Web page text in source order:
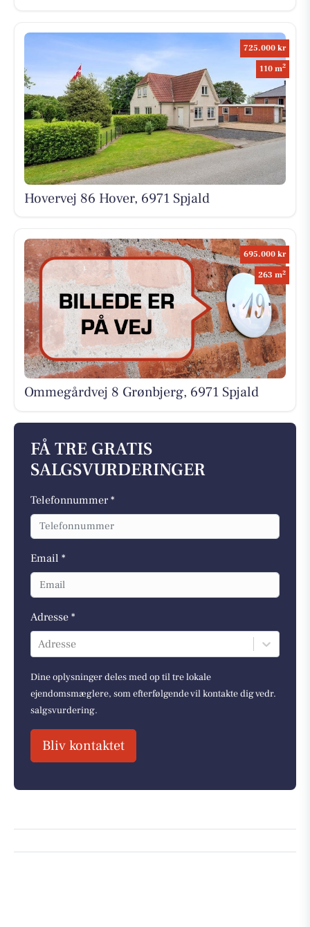
725.000 kr
110 m2
Hovervej 86 Hover, 6971 Spjald
695.000 kr
263 m2
Ommegårdvej 8 Grønbjerg, 6971 Spjald
FÅ TRE GRATIS
SALGSVURDERINGER
Telefonnummer *
Email *
Adresse *
Adresse
Dine oplysninger deles med op til tre lokale
ejendomsmæglere, som efterfølgende vil kontakte dig vedr.
salgsvurdering.
Bliv kontaktet